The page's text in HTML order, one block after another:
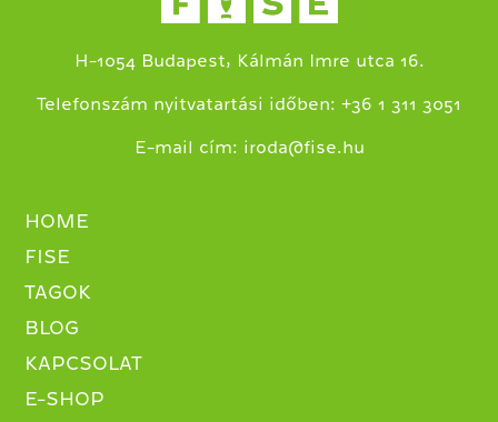
H-1054 Budapest, Kálmán Imre utca 16.
Telefonszám nyitvatartási időben: +36 1 311 3051
E-mail cím: iroda@fise.hu
HOME
FISE
TAGOK
BLOG
KAPCSOLAT
E-SHOP